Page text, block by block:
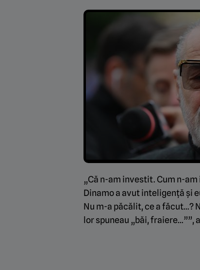
„Că n-am investit. Cum n-
Dinamo a avut inteligență și
Nu m-a păcălit, ce a făcut…?
lor spuneau „băi, fraiere…””,